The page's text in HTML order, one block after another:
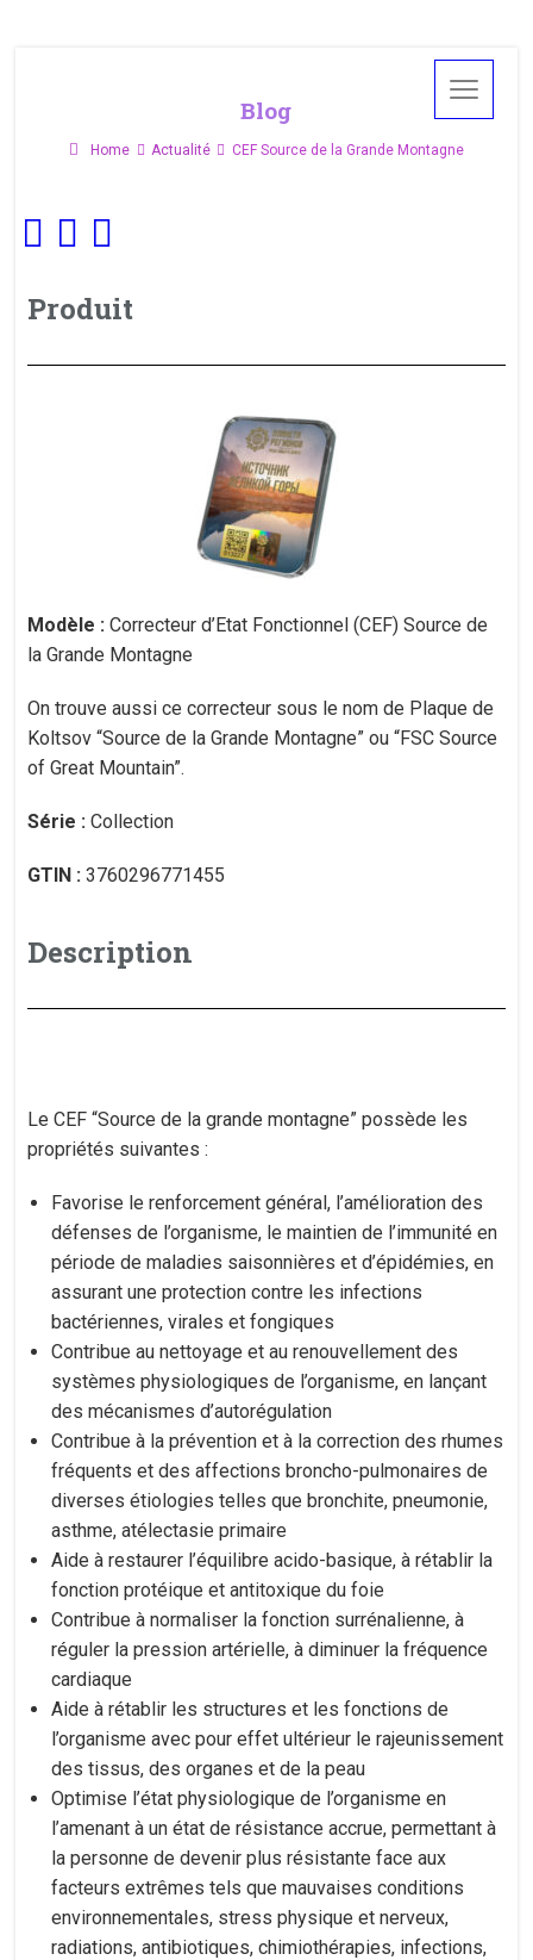
Blog
Home Actualité CEF Source de la Grande Montagne
Produit
Modèle : Correcteur d’Etat Fonctionnel (CEF) Source de
la Grande Montagne
On trouve aussi ce correcteur sous le nom de Plaque de
Koltsov “Source de la Grande Montagne” ou “FSC Source
of Great Mountain”.
Série : Collection
GTIN : 3760296771455
Description
Le CEF “Source de la grande montagne” possède les
propriétés suivantes :
Favorise le renforcement général, l’amélioration des
défenses de l’organisme, le maintien de l’immunité en
période de maladies saisonnières et d’épidémies, en
assurant une protection contre les infections
bactériennes, virales et fongiques
Contribue au nettoyage et au renouvellement des
systèmes physiologiques de l’organisme, en lançant
des mécanismes d’autorégulation
Contribue à la prévention et à la correction des rhumes
fréquents et des affections broncho-pulmonaires de
diverses étiologies telles que bronchite, pneumonie,
asthme, atélectasie primaire
Aide à restaurer l’équilibre acido-basique, à rétablir la
fonction protéique et antitoxique du foie
Contribue à normaliser la fonction surrénalienne, à
réguler la pression artérielle, à diminuer la fréquence
cardiaque
Aide à rétablir les structures et les fonctions de
l’organisme avec pour effet ultérieur le rajeunissement
des tissus, des organes et de la peau
Optimise l’état physiologique de l’organisme en
l’amenant à un état de résistance accrue, permettant à
la personne de devenir plus résistante face aux
facteurs extrêmes tels que mauvaises conditions
environnementales, stress physique et nerveux,
radiations, antibiotiques, chimiothérapies, infections,